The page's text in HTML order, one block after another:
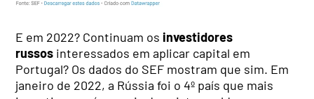
E em 2022? Continuam os investidores
russos interessados em aplicar capital em
Portugal? Os dados do SEF mostram que sim. Em
janeiro de 2022, a Rússia foi o 4º país que mais